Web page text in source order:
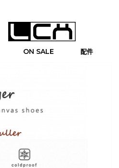
ON SALE 配件